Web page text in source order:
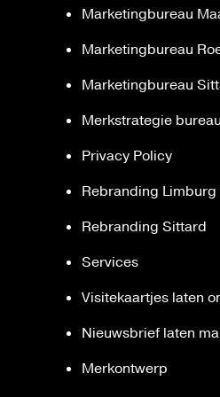
Marketingbureau
Marketingbureau
Marketingbureau
Merkstrategie bureau
Privacy Policy
Rebranding Limburg
Rebranding Sittard
Services
Visitekaartjes laten
Nieuwsbrief laten
Merkontwerp